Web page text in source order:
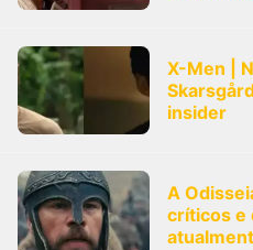
X-Men |
insider
A
críticos e